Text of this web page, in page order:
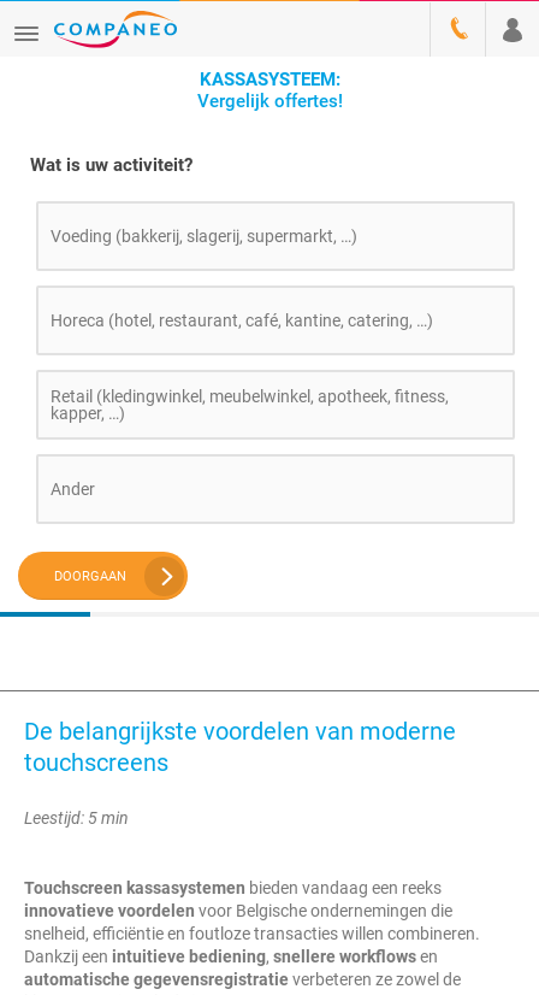
KASSASYSTEEM:
Vergelijk offertes!
Wat is uw activiteit?
Voeding (bakkerij, slagerij, supermarkt, …)
Horeca (hotel, restaurant, café, kantine, catering, …)
Retail (kledingwinkel, meubelwinkel, apotheek, fitness,
kapper, …)
Ander
DOORGAAN
De belangrijkste voordelen van moderne
touchscreens
Leestijd: 5 min
Touchscreen kassasystemen bieden vandaag een reeks
innovatieve voordelen voor Belgische ondernemingen die
snelheid, efficiëntie en foutloze transacties willen combineren.
Dankzij een intuitieve bediening, snellere workflowsen
automatische gegevensregistratieverbeteren ze zowel de